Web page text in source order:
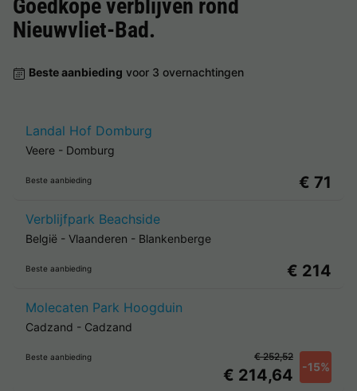
Goedkope verblijven rond
Nieuwvliet-Bad.
Beste aanbieding voor 3 overnachtingen
Landal Hof Domburg
Veere - Domburg
Beste aanbieding € 71
Verblijfpark Beachside
België - Vlaanderen - Blankenberge
Beste aanbieding € 214
Molecaten Park Hoogduin
Cadzand - Cadzand
Beste aanbieding
€ 214,64 -15%
€ 252,52